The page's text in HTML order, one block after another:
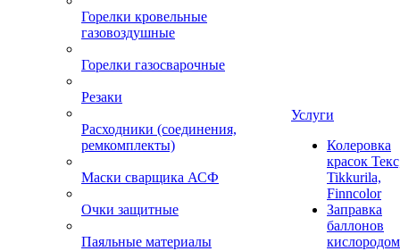
Горелки кровельные
газовоздушные
Горелки газосварочные
Резаки
Расходники (соединения,
ремкомплекты)
Маски сварщика АСФ
Очки защитные
Паяльные материалы
Услуги
Колеровка
красок
Tikkurila,
Finncolor
Заправка
баллонов
кислородом